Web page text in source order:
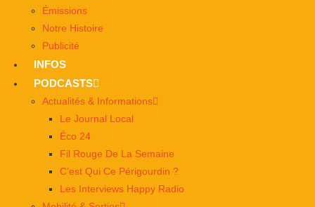
Émissions
Notre Histoire
Publicité
INFOS
PODCASTS
Actualités & Informations
Le Journal Local
Éco 24
Fil Rouge De La Semaine
C’est Qui Ce Périgourdin ?
Les Interviews Happy Radio